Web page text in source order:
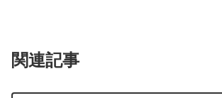
関連記事